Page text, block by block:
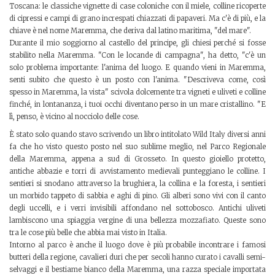
Toscana: le classiche vignette di case coloniche con il miele, colline ricoperte
di cipressi e campi di grano increspati chiazzati di papaveri. Ma c'è di più, e la
chiave è nel nome Maremma, che deriva dal latino maritima, "del mare".
Durante il mio soggiorno al castello del principe, gli chiesi perché si fosse
stabilito nella Maremma. "Con le locande di campagna", ha detto, "c'è un
solo problema importante: l'anima del luogo. E quando vieni in Maremma,
senti subito che questo è un posto con l'anima. "Descriveva come, così
spesso in Maremma, la vista" scivola dolcemente tra vigneti e uliveti e colline
finché, in lontananza, i tuoi occhi diventano perso in un mare cristallino. "E
lì, penso, è vicino al nocciolo delle cose.
È stato solo quando stavo scrivendo un libro intitolato Wild Italy diversi anni
fa che ho visto questo posto nel suo sublime meglio, nel Parco Regionale
della Maremma, appena a sud di Grosseto. In questo gioiello protetto,
antiche abbazie e torri di avvistamento medievali punteggiano le colline. I
sentieri si snodano attraverso la brughiera, la collina e la foresta, i sentieri
un morbido tappeto di sabbia e aghi di pino. Gli alberi sono vivi con il canto
degli uccelli, e i verri invisibili affondano nel sottobosco. Antichi uliveti
lambiscono una spiaggia vergine di una bellezza mozzafiato. Queste sono
tra le cose più belle che abbia mai visto in Italia.
Intorno al parco è anche il luogo dove è più probabile incontrare i famosi
butteri della regione, cavalieri duri che per secoli hanno curato i cavalli semi-
selvaggi e il bestiame bianco della Maremma, una razza speciale importata